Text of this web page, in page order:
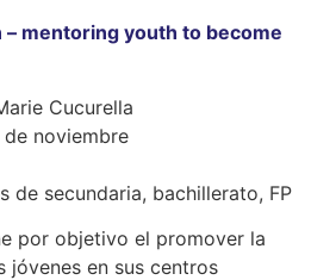
– mentoring youth to become
Cucurella
noviembre
de secundaria, bachillerato, FP
por objetivo el promover la
jóvenes en sus centros